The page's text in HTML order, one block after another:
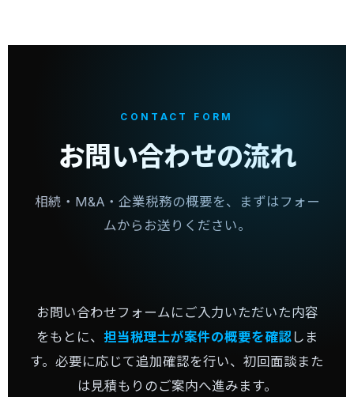
CONTACT FORM
お問い合わせの流れ
相続・M&A・企業税務の概要を、まずはフォー
ムからお送りください。
お問い合わせフォームにご入力いただいた内容
をもとに、 担当税理士が案件の概要を確認しま
す。必要に応じて追加確認を行い、初回面談また
は見積もりのご案内へ進みます。